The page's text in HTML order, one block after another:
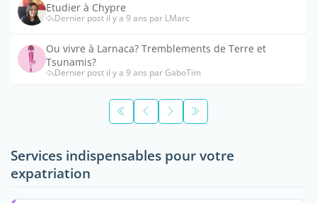
Etudier à Chypre
Dernier post il y a 9 ans par LMarc
Ou vivre à Larnaca? Tremblements de Terre et
Tsunamis?
Dernier post il y a 9 ans par GaboTim
Services indispensables pour votre
expatriation